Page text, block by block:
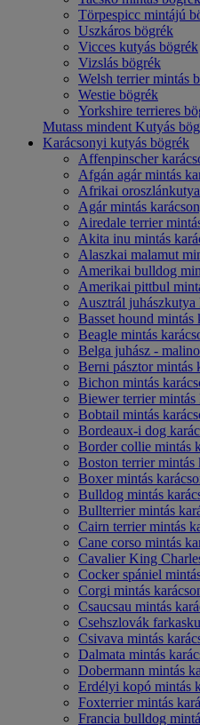
Törpespicc mintájú
Uszkáros bögrék
Vicces kutyás bögrék
Vizslás bögrék
Welsh terrier mintás
Westie bögrék
Yorkshire terrieres
Mutass mindent Kutyás
Karácsonyi kutyás bögrék
Affenpinscher
Afgán agár mintás
Afrikai
Agár mintás
Airedale terrier
Akita inu mintás
Alaszkai malamut
Amerikai bulldog
Amerikai pittbul
Ausztrál
Basset hound
Beagle mintás
Belga juhász -
Berni pásztor mintás
Bichon mintás
Biewer terrier mintás
Bobtail mintás
Bordeaux-i dog
Border collie mintás
Boston terrier mintás
Boxer mintás
Bulldog mintás
Bullterrier mintás
Cairn terrier mintás
Cane corso mintás
Cavalier King
Cocker spániel
Corgi mintás
Csaucsau mintás
Csehszlovák
Csivava mintás
Dalmata mintás
Dobermann mintás
Erdélyi kopó mintás
Foxterrier mintás
Francia bulldog